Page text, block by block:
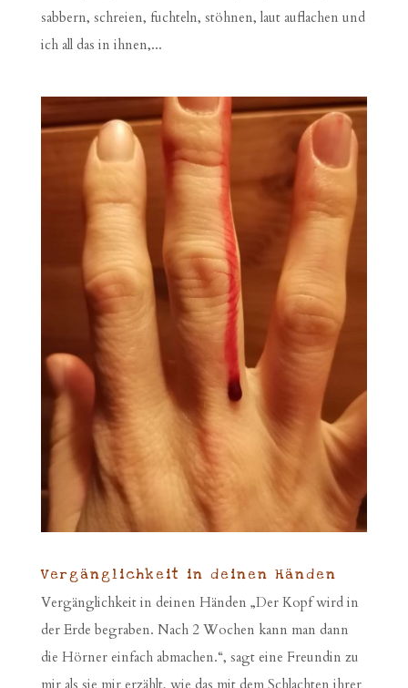
sabbern, schreien, fuchteln, stöhnen, laut auflachen und
ich all das in ihnen,...
Vergänglichkeit in deinen Händen
Vergänglichkeit in deinen Händen „Der Kopf wird in
der Erde begraben. Nach 2 Wochen kann man dann
die Hörner einfach abmachen.“, sagt eine Freundin zu
mir als sie mir erzählt, wie das mit dem Schlachten ihrer